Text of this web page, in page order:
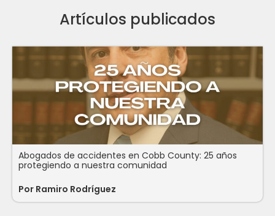
Artículos publicados
Abogados de accidentes en Cobb County: 25 años
protegiendo a nuestra comunidad
Por Ramiro Rodríguez